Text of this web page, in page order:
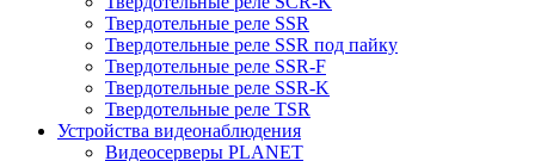
Твердотельные реле SSR
Твердотельные реле SSR под пайку
Твердотельные реле SSR-F
Твердотельные реле SSR-K
Твердотельные реле TSR
Устройства видеонаблюдения
Видеосерверы PLANET